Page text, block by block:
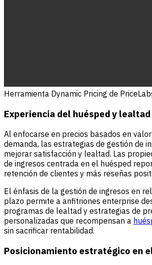
Herramienta Dynamic Pricing de
Experiencia del huésped y
Al enfocarse en precios basados en
demanda, las estrategias de gestión de
mejorar satisfacción y lealtad. Las
de ingresos centrada en el huésped
retención de clientes y más reseñas
El énfasis de la gestión de ingresos en
plazo permite a anfitriones enterprise
programas de lealtad y estrategias de
personalizadas que recompensan a
sin sacrificar rentabilidad.
Posicionamiento estratégico en